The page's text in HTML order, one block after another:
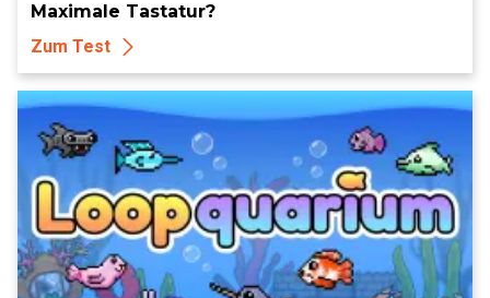
Maximale Tastatur?
Zum Test